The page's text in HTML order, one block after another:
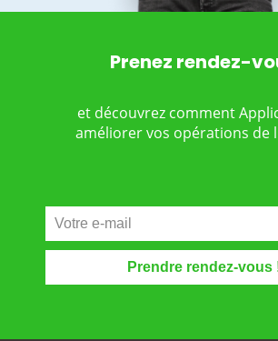
Prenez rendez-
et découvrez comment
améliorer vos opérations de